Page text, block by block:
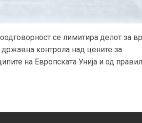
се лимитира делот за
контрола над цените за
на Европската Унија и од